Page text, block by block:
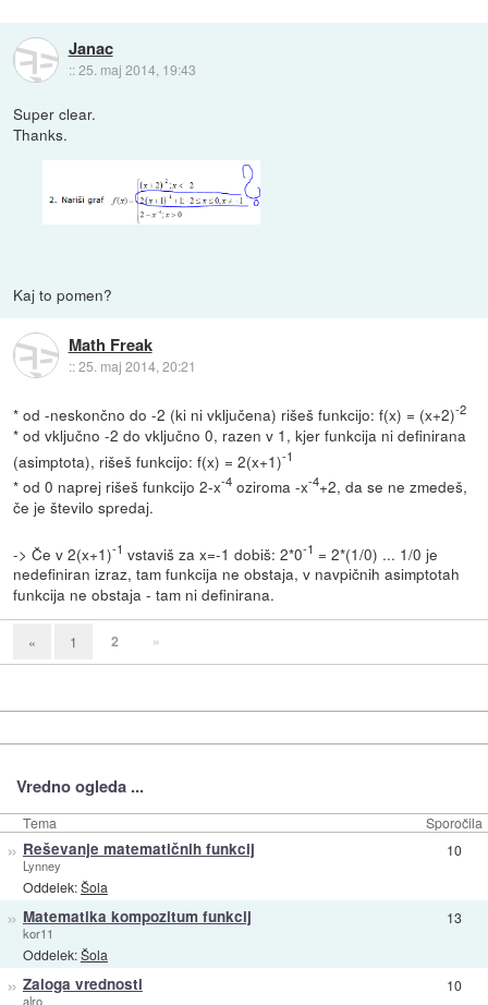
Janac
::25. maj 2014, 19:43
Super clear.
Thanks.
Kaj to pomen?
Math Freak
::25. maj 2014, 20:21
* od -neskončno do -2 (ki ni vključena) rišeš funkcijo: f(x) = (x+2)-2
* od vključno -2 do vključno 0, razen v 1, kjer funkcija ni definirana
(asimptota), rišeš funkcijo: f(x) = 2(x+1)-1
* od 0 naprej rišeš funkcijo 2-x-4 oziroma -x-4+2, da se ne zmedeš,
če je število spredaj.
-> Če v 2(x+1)-1 vstaviš za x=-1 dobiš: 2*0-1 = 2*(1/0) ... 1/0 je
nedefiniran izraz, tam funkcija ne obstaja, v navpičnih asimptotah
funkcija ne obstaja - tam ni definirana.
« 1 2 »
Vredno ogleda ...
Tema Sporočila
» Reševanje matematičnih funkcij
Lynney
Oddelek:Šola
10
» Matematika kompozitum funkcij
kor11
Oddelek:Šola
13
» Zaloga vrednosti
alro
10